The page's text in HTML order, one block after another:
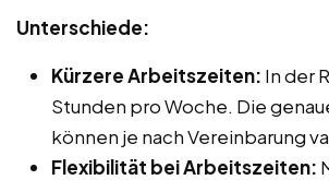
Unterschiede:
Kürzere Arbeitszeiten: In der
Stunden pro Woche. Die
können je nach Vereinbarung
Flexibilität bei Arbeitszeiten: